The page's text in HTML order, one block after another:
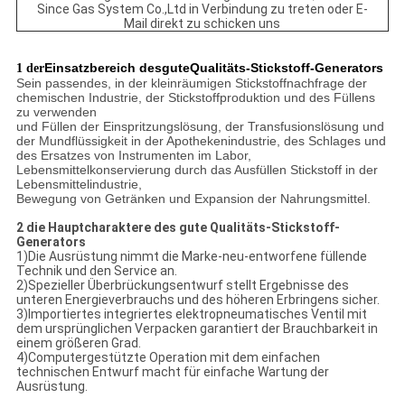
Since Gas System Co.,Ltd in Verbindung zu treten oder E-
Mail direkt zu schicken uns
1 derEinsatzbereich desguteQualitäts-Stickstoff-Generators
Sein passendes, in der kleinräumigen Stickstoffnachfrage der
chemischen Industrie, der Stickstoffproduktion und des Füllens
zu verwenden
und Füllen der Einspritzungslösung, der Transfusionslösung und
der Mundflüssigkeit in der Apothekenindustrie, des Schlages und
des Ersatzes von Instrumenten im Labor,
Lebensmittelkonservierung durch das Ausfüllen Stickstoff in der
Lebensmittelindustrie,
Bewegung von Getränken und Expansion der Nahrungsmittel.
2 die Hauptcharaktere des gute Qualitäts-Stickstoff-
Generators
1)Die Ausrüstung nimmt die Marke-neu-entworfene füllende
Technik und den Service an.
2)Spezieller Überbrückungsentwurf stellt Ergebnisse des
unteren Energieverbrauchs und des höheren Erbringens sicher.
3)Importiertes integriertes elektropneumatisches Ventil mit
dem ursprünglichen Verpacken garantiert der Brauchbarkeit in
einem größeren Grad.
4)Computergestützte Operation mit dem einfachen
technischen Entwurf macht für einfache Wartung der
Ausrüstung.